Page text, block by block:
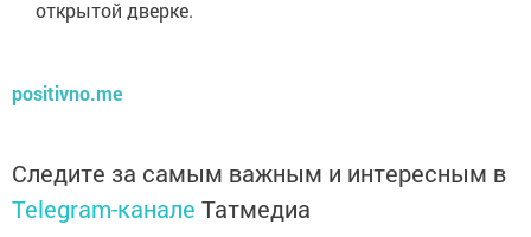
открытой дверке.
positivno.me
Следите за самым важным и интересным в
Telegram-канале Татмедиа